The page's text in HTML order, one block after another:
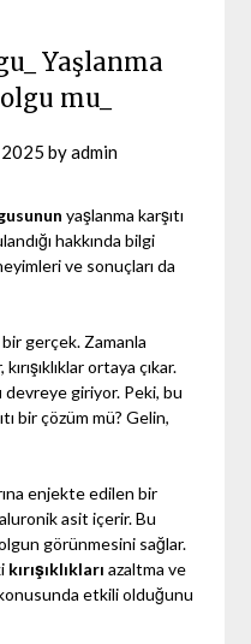
Yaşlanma
mu_
2025 byadmin
yaşlanma karşıtı
hakkında bilgi
ve sonuçları da
bir gerçek. Zamanla
ortaya çıkar.
devreye giriyor. Peki, bu
bir çözüm mü? Gelin,
enjekte edilen bir
asit içerir. Bu
görünmesini sağlar.
kırışıklıkları azaltma ve
etkili olduğunu